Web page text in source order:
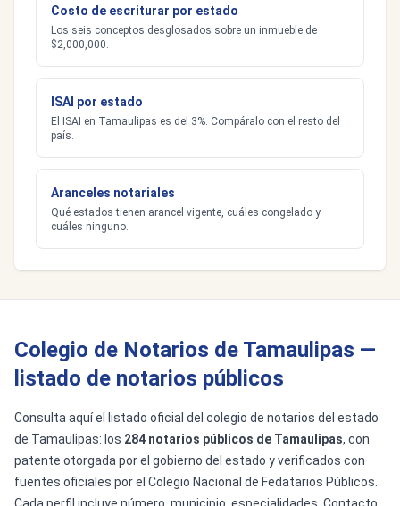
Costo de escriturar por estado
Los seis conceptos desglosados sobre un inmueble de
$2,000,000.
ISAI por estado
El ISAI en Tamaulipas es del 3%. Compáralo con el resto del
país.
Aranceles notariales
Qué estados tienen arancel vigente, cuáles congelado y
cuáles ninguno.
Colegio de Notarios de Tamaulipas —
listado de notarios públicos
Consulta aquí el listado oficial del colegio de notarios del estado
de Tamaulipas: los 284 notarios públicos de Tamaulipas, con
patente otorgada por el gobierno del estado y verificados con
fuentes oficiales por el Colegio Nacional de Fedatarios Públicos.